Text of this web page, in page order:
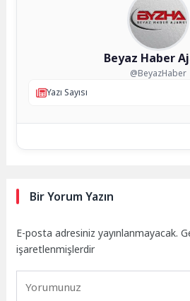
Beyaz Haber
@BeyazHaber
Yazı Sayısı
Bir Yorum Yazın
E-posta adresiniz yayınlanmayacak.
işaretlenmişlerdir